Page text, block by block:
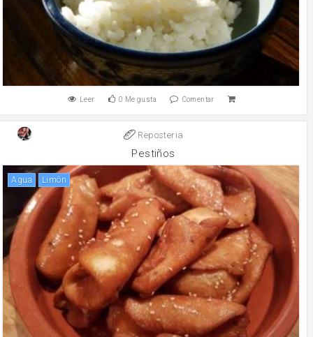
Leer 0 Me gusta Comentar
Reposteria
Pestiños
agua limón